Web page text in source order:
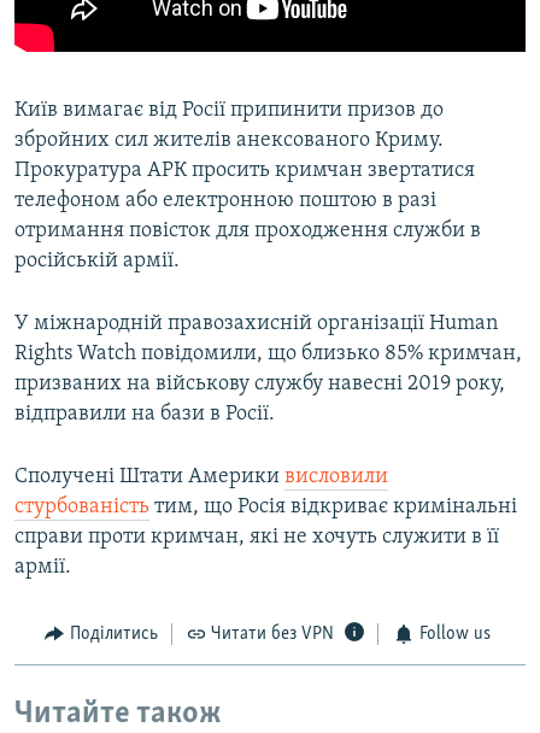
Київ вимагає від Росії припинити призов до
збройних сил жителів анексованого Криму.
Прокуратура АРК просить кримчан звертатися
телефоном або електронною поштою в разі
отримання повісток для проходження служби в
російській армії.
У міжнародній правозахисній організації Human
Rights Watch повідомили, що близько 85% кримчан,
призваних на військову службу навесні 2019 року,
відправили на бази в Росії.
Сполучені Штати Америки висловили
стурбованість тим, що Росія відкриває кримінальні
справи проти кримчан, які не хочуть служити в її
армії.
Поділитись Читати без VPN Follow us
Читайте також